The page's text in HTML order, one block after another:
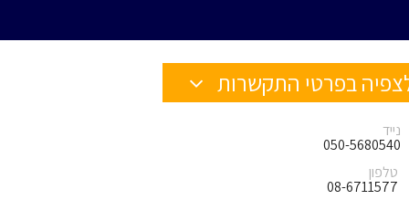
בפרטי התקשרות
נייד
050-5680540
טלפון
08-6711577